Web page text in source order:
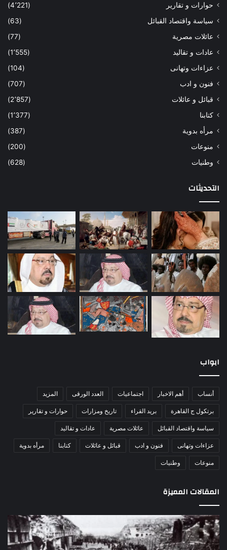
حوارات و تقارير
(4٬221)
سياسة واقتصاد القبائل
(63)
عائلات مصرية
(77)
عادات و تقاليد
(1٬555)
عزاءات وتهانى
(104)
فنون و ادب
(707)
قبائل و عائلات
(2٬857)
كتابنا
(1٬377)
مرأه بدوية
(387)
منوعات
(200)
وطنيات
(628)
التحديثات
ابواب
أنساب أهم الاخبار اجتماعيات العدد الورقى المزيد
برتكول ج القاهرة بريد القراء تاريخ ومزارات حوارات و تقارير
سياسة واقتصاد القبائل عائلات مصرية عادات و تقاليد
عزاءات وتهانى فنون و ادب قبائل و عائلات كتابنا مرأه بدوية
منوعات وطنيات
المقالات المميزة
مذبحة
اللد..
القصة